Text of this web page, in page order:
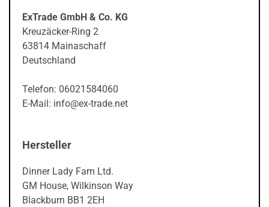
ExTrade GmbH & Co. KG
Kreuzäcker-Ring 2
63814 Mainaschaff
Deutschland
Telefon: 06021584060
E-Mail: info@ex-trade.net
Hersteller
Dinner Lady Fam Ltd.
GM House, Wilkinson Way
Blackburn BB1 2EH